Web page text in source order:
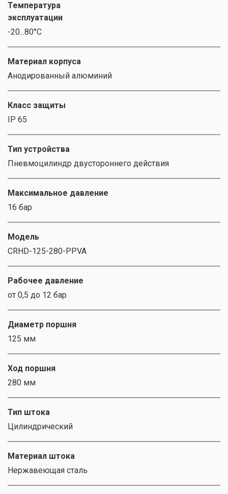
Температура
эксплуатации
-20...80°C
Материал корпуса
Анодированный алюминий
Класс защиты
IP 65
Тип устройства
Пневмоцилиндр двустороннего действия
Максимальное давление
16 бар
Модель
CRHD-125-280-PPVA
Рабочее давление
от 0,5 до 12 бар
Диаметр поршня
125 мм
Ход поршня
280 мм
Тип штока
Цилиндрический
Материал штока
Нержавеющая сталь